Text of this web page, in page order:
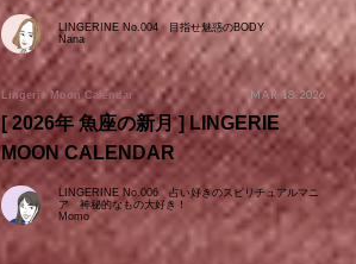
LINGERINE No.004 目指せ魅惑のBODY
Nana
Lingerie Moon Calendar MAR 18.2026
[ 2026年 魚座の新月 ] LINGERIE
MOON CALENDAR
LINGERINE No.006 占い好きのスピリチュアルマニ
ア 神秘的なもの大好き！
Momo